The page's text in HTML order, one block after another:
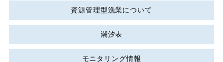
資源管理型漁業について
潮汐表
モニタリング情報